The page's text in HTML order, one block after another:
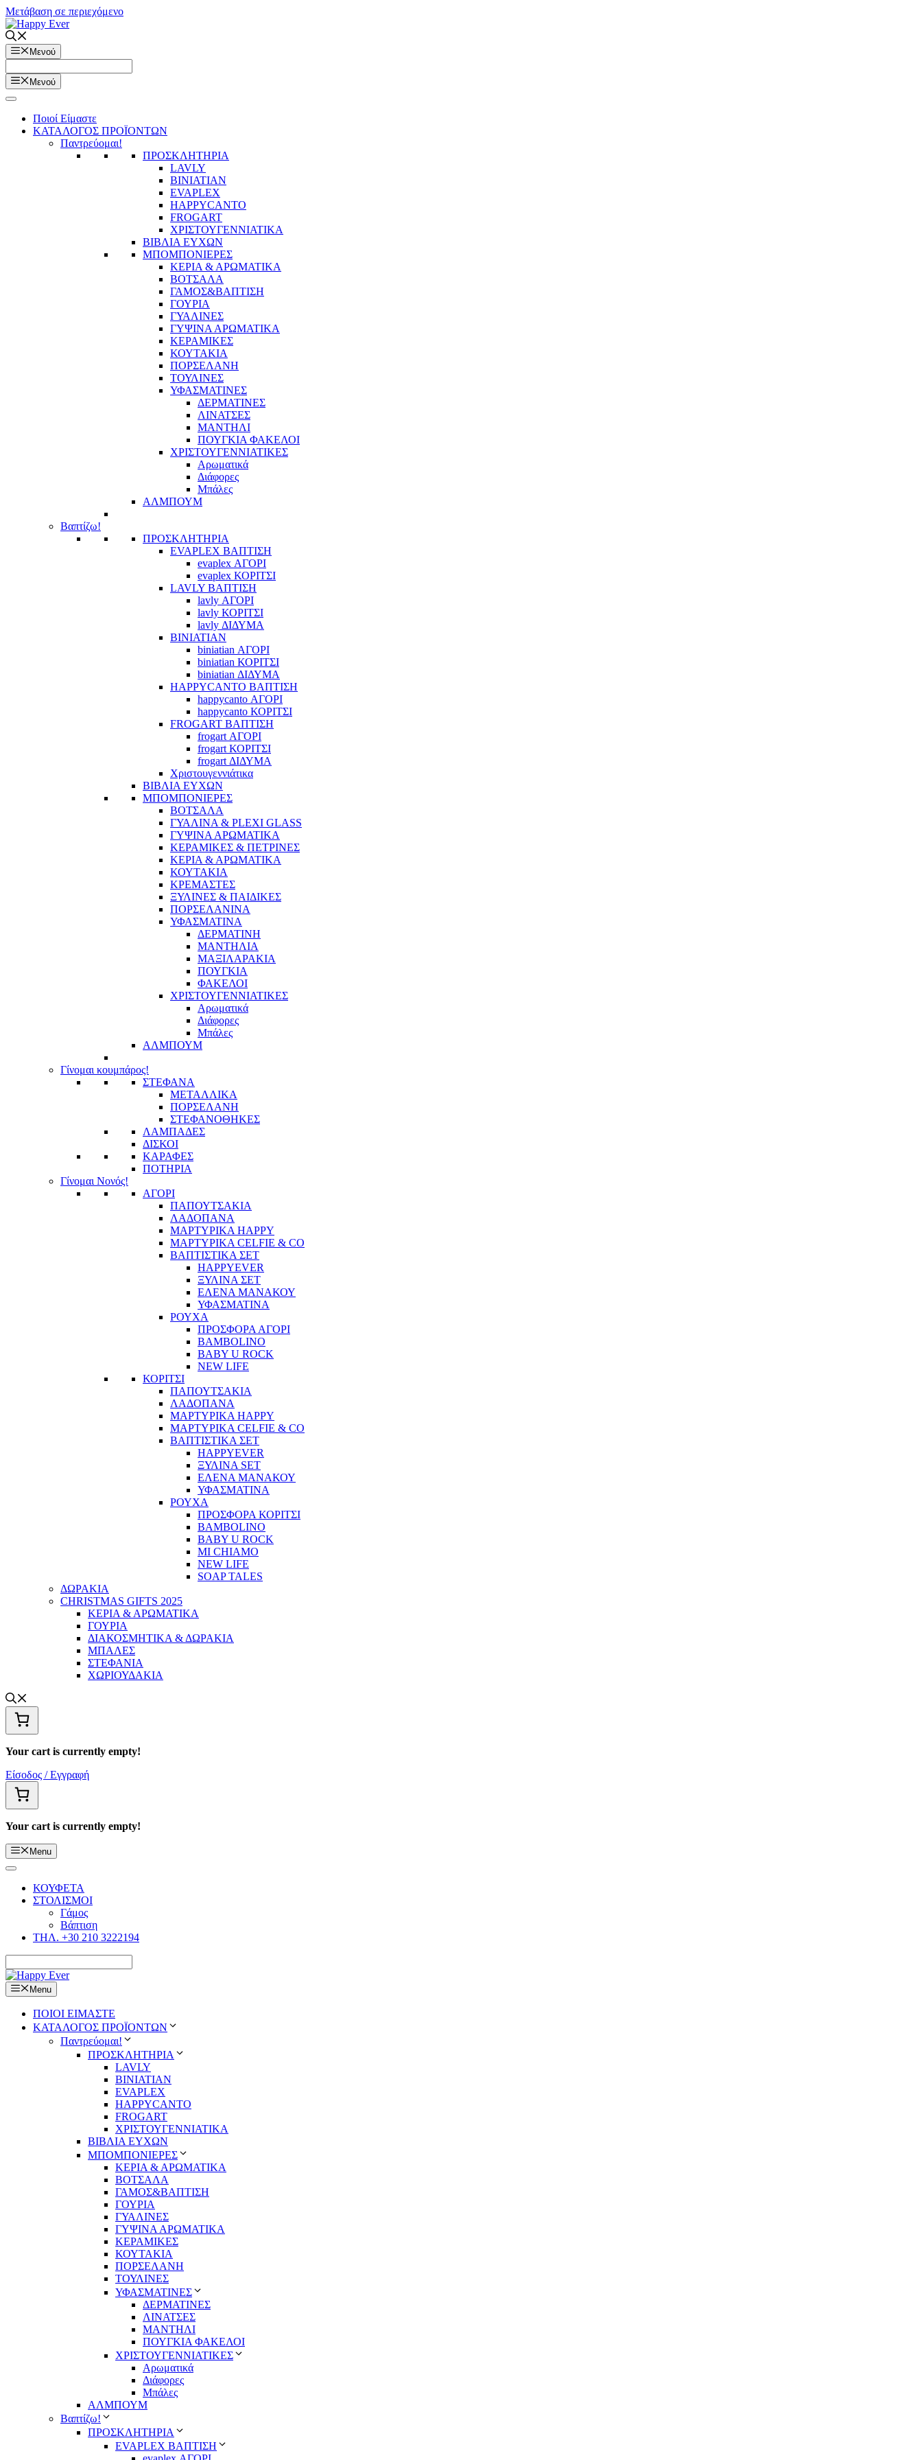
Μετάβαση σε περιεχόμενο
Μενού
Μενού
Ποιοί Είμαστε
ΚΑΤΑΛΟΓΟΣ ΠΡΟΪΟΝΤΩΝ
Παντρεύομαι!
ΠΡΟΣΚΛΗΤΗΡΙΑ
LAVLY
BINIATIAN
EVAPLEX
HAPPYCANTO
FROGART
ΧΡΙΣΤΟΥΓΕΝΝΙΑΤΙΚΑ
ΒΙΒΛΙΑ ΕΥΧΩΝ
ΜΠΟΜΠΟΝΙΕΡΕΣ
ΚΕΡΙΑ & ΑΡΩΜΑΤΙΚΑ
ΒΟΤΣΑΛΑ
ΓΑΜΟΣ&ΒΑΠΤΙΣΗ
ΓΟΥΡΙΑ
ΓΥΑΛΙΝΕΣ
ΓΥΨΙΝΑ ΑΡΩΜΑΤΙΚΑ
ΚΕΡΑΜΙΚΕΣ
ΚΟΥΤΑΚΙΑ
ΠΟΡΣΕΛΑΝΗ
ΤΟΥΛΙΝΕΣ
ΥΦΑΣΜΑΤΙΝΕΣ
ΔΕΡΜΑΤΙΝΕΣ
ΛΙΝΑΤΣΕΣ
ΜΑΝΤΗΛΙ
ΠΟΥΓΚΙΑ ΦΑΚΕΛΟΙ
ΧΡΙΣΤΟΥΓΕΝΝΙΑΤΙΚΕΣ
Αρωματικά
Διάφορες
Μπάλες
ΑΛΜΠΟΥΜ
Βαπτίζω!
ΠΡΟΣΚΛΗΤΗΡΙΑ
EVAPLEX ΒΑΠΤΙΣΗ
evaplex ΑΓΟΡΙ
evaplex ΚΟΡΙΤΣΙ
LAVLY ΒΑΠΤΙΣΗ
lavly ΑΓΟΡΙ
lavly ΚΟΡΙΤΣΙ
lavly ΔΙΔΥΜΑ
BINIATIAN
biniatian ΑΓΟΡΙ
biniatian ΚΟΡΙΤΣΙ
biniatian ΔΙΔΥΜΑ
HAPPYCANTO ΒΑΠΤΙΣΗ
happycanto ΑΓΟΡΙ
happycanto ΚΟΡΙΤΣΙ
FROGART ΒΑΠΤΙΣΗ
frogart ΑΓΟΡΙ
frogart ΚΟΡΙΤΣΙ
frogart ΔΙΔΥΜΑ
Χριστουγεννιάτικα
ΒΙΒΛΙΑ ΕΥΧΩΝ
ΜΠΟΜΠΟΝΙΕΡΕΣ
ΒΟΤΣΑΛΑ
ΓΥΑΛΙΝΑ & PLEXI GLASS
ΓΥΨΙΝΑ ΑΡΩΜΑΤΙΚΑ
ΚΕΡΑΜΙΚΕΣ & ΠΕΤΡΙΝΕΣ
ΚΕΡΙΑ & ΑΡΩΜΑΤΙΚΑ
ΚΟΥΤΑΚΙΑ
ΚΡΕΜΑΣΤΕΣ
ΞΥΛΙΝΕΣ & ΠΑΙΔΙΚΕΣ
ΠΟΡΣΕΛΑΝΙΝΑ
ΥΦΑΣΜΑΤΙΝA
ΔΕΡΜΑΤΙΝΗ
ΜΑΝΤΗΛΙΑ
ΜΑΞΙΛΑΡΑΚΙΑ
ΠΟΥΓΚΙΑ
ΦΑΚΕΛΟΙ
ΧΡΙΣΤΟΥΓΕΝΝΙΑΤΙΚΕΣ
Αρωματικά
Διάφορες
Μπάλες
ΑΛΜΠΟΥΜ
Γίνομαι κουμπάρος!
ΣΤΕΦΑΝΑ
ΜΕΤΑΛΛΙΚΑ
ΠΟΡΣΕΛΑΝΗ
ΣΤΕΦΑΝΟΘΗΚΕΣ
ΛΑΜΠΑΔΕΣ
ΔΙΣΚΟΙ
ΚΑΡΑΦΕΣ
ΠΟΤΗΡΙΑ
Γίνομαι Νονός!
ΑΓΟΡΙ
ΠΑΠΟΥΤΣΑΚΙΑ
ΛΑΔΟΠΑΝΑ
ΜΑΡΤΥΡΙΚΑ HAPPY
ΜΑΡΤΥΡΙΚΑ CELFIE & CO
ΒΑΠΤΙΣΤΙΚΑ ΣΕΤ
HAPPYEVER
ΞΥΛΙΝΑ ΣΕΤ
ΕΛΕΝΑ ΜΑΝΑΚΟΥ
ΥΦΑΣΜΑΤΙΝΑ
ΡΟΥΧΑ
ΠΡΟΣΦΟΡΑ ΑΓΟΡΙ
BAMBOLINO
BABY U ROCK
NEW LIFE
ΚΟΡΙΤΣΙ
ΠΑΠΟΥΤΣΑΚΙΑ
ΛΑΔΟΠΑΝΑ
ΜΑΡΤΥΡΙΚΑ HAPPY
ΜΑΡΤΥΡΙΚΑ CELFIE & CO
ΒΑΠΤΙΣΤΙΚΑ ΣΕΤ
HAPPYEVER
ΞΥΛΙΝΑ SET
ΕΛΕΝΑ ΜΑΝΑΚΟΥ
ΥΦΑΣΜΑΤΙΝΑ
ΡΟΥΧΑ
ΠΡΟΣΦΟΡΑ ΚΟΡΙΤΣΙ
BAMBOLINO
BABY U ROCK
MI CHIAMO
NEW LIFE
SOAP TALES
ΔΩΡΑΚΙΑ
CHRISTMAS GIFTS 2025
ΚΕΡΙΑ & ΑΡΩΜΑΤΙΚΑ
ΓΟΥΡΙΑ
ΔΙΑΚΟΣΜΗΤΙΚΑ & ΔΩΡΑΚΙΑ
ΜΠΑΛΕΣ
ΣΤΕΦΑΝΙΑ
ΧΩΡΙΟΥΔΑΚΙΑ
Your cart is currently empty!
Είσοδος / Εγγραφή
Your cart is currently empty!
Menu
ΚΟΥΦΕΤΑ
ΣΤΟΛΙΣΜΟΙ
Γάμος
Βάπτιση
ΤΗΛ. +30 210 3222194
Menu
ΠΟΙΟΙ ΕΙΜΑΣΤΕ
ΚΑΤΑΛΟΓΟΣ ΠΡΟΪΟΝΤΩΝ
Παντρεύομαι!
ΠΡΟΣΚΛΗΤΗΡΙΑ
LAVLY
BINIATIAN
EVAPLEX
HAPPYCANTO
FROGART
ΧΡΙΣΤΟΥΓΕΝΝΙΑΤΙΚΑ
ΒΙΒΛΙΑ ΕΥΧΩΝ
ΜΠΟΜΠΟΝΙΕΡΕΣ
ΚΕΡΙΑ & ΑΡΩΜΑΤΙΚΑ
ΒΟΤΣΑΛΑ
ΓΑΜΟΣ&ΒΑΠΤΙΣΗ
ΓΟΥΡΙΑ
ΓΥΑΛΙΝΕΣ
ΓΥΨΙΝΑ ΑΡΩΜΑΤΙΚΑ
ΚΕΡΑΜΙΚΕΣ
ΚΟΥΤΑΚΙΑ
ΠΟΡΣΕΛΑΝΗ
ΤΟΥΛΙΝΕΣ
ΥΦΑΣΜΑΤΙΝΕΣ
ΔΕΡΜΑΤΙΝΕΣ
ΛΙΝΑΤΣΕΣ
ΜΑΝΤΗΛΙ
ΠΟΥΓΚΙΑ ΦΑΚΕΛΟΙ
ΧΡΙΣΤΟΥΓΕΝΝΙΑΤΙΚΕΣ
Αρωματικά
Διάφορες
Μπάλες
ΑΛΜΠΟΥΜ
Βαπτίζω!
ΠΡΟΣΚΛΗΤΗΡΙΑ
EVAPLEX ΒΑΠΤΙΣΗ